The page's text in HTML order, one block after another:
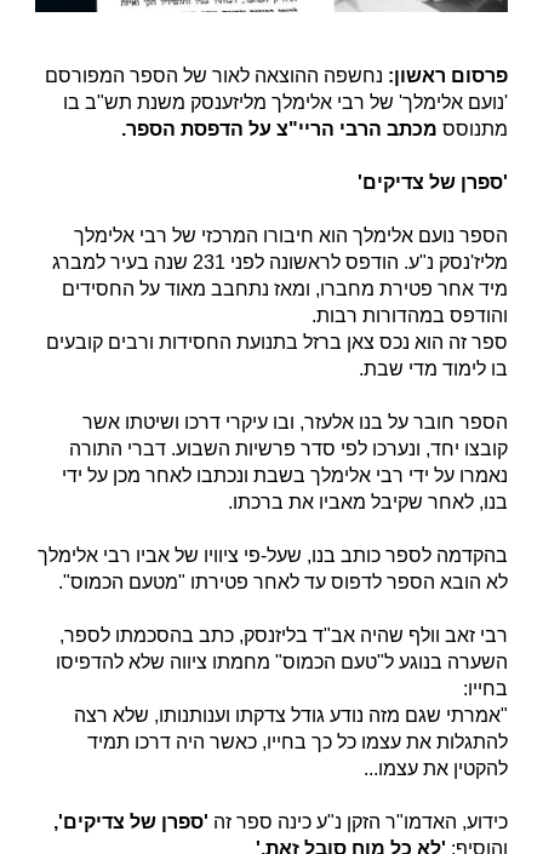
פרסום ראשון: נחשפה ההוצאה לאור של הספר המפורסם
'נועם אלימלך' של רבי אלימלך מליזענסק משנת תש"ב בו
מתנוסס מכתב הרבי הריי"צ על הדפסת הספר.
'ספרן של צדיקים'
הספר נועם אלימלך הוא חיבורו המרכזי של רבי אלימלך
מליז'נסק נ"ע. הודפס לראשונה לפני 231 שנה בעיר למברג
מיד אחר פטירת מחברו, ומאז נתחבב מאוד על החסידים
והודפס במהדורות רבות.
ספר זה הוא נכס צאן ברזל בתנועת החסידות ורבים קובעים
בו לימוד מדי שבת.
הספר חובר על בנו אלעזר, ובו עיקרי דרכו ושיטתו אשר
קובצו יחד, ונערכו לפי סדר פרשיות השבוע. דברי התורה
נאמרו על ידי רבי אלימלך בשבת ונכתבו לאחר מכן על ידי
בנו, לאחר שקיבל מאביו את ברכתו.
בהקדמה לספר כותב בנו, שעל-פי ציוויו של אביו רבי אלימלך
לא הובא הספר לדפוס עד לאחר פטירתו "מטעם הכמוס".
רבי זאב וולף שהיה אב"ד בליזנסק, כתב בהסכמתו לספר,
השערה בנוגע ל"טעם הכמוס" מחמתו ציווה שלא להדפיסו
בחייו:
"אמרתי שגם מזה נודע גודל צדקתו וענותנותו, שלא רצה
להתגלות את עצמו כל כך בחייו, כאשר היה דרכו תמיד
להקטין את עצמו...
כידוע, האדמו"ר הזקן נ"ע כינה ספר זה 'ספרן של צדיקים',
והוסיף: 'לא כל מוח סובל זאת.'